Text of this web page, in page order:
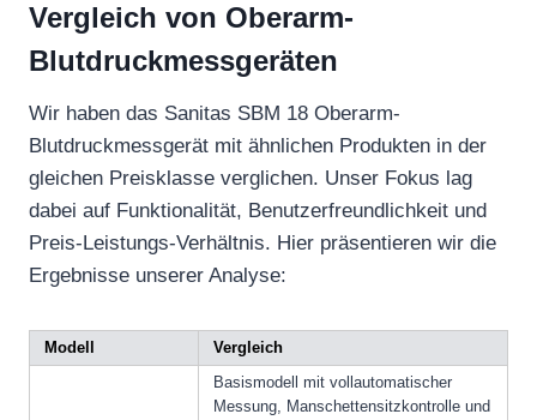
Vergleich von Oberarm-
Blutdruckmessgeräten
Wir haben das Sanitas SBM 18 Oberarm-
Blutdruckmessgerät mit ähnlichen Produkten in der
gleichen Preisklasse verglichen. Unser Fokus lag
dabei auf Funktionalität, Benutzerfreundlichkeit und
Preis-Leistungs-Verhältnis. Hier präsentieren wir die
Ergebnisse unserer Analyse:
Modell Vergleich
Basismodell mit vollautomatischer
Messung, Manschettensitzkontrolle und